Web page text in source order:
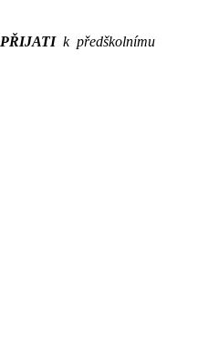
PŘIJATI k předškolnímu